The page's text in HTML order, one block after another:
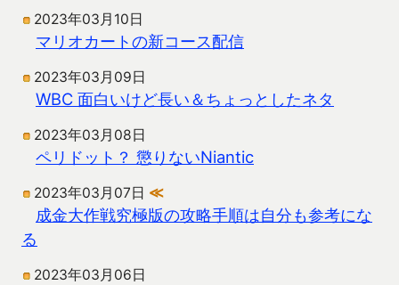
2023年03月10日
マリオカートの新コース配信
2023年03月09日
WBC 面白いけど長い＆ちょっとしたネタ
2023年03月08日
ペリドット？ 懲りないNiantic
2023年03月07日 ≪
成金大作戦究極版の攻略手順は自分も参考にな
る
2023年03月06日